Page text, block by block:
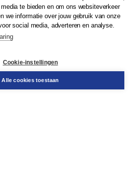
te bieden en om ons websiteverkeer
we informatie over jouw gebruik van onze
social media, adverteren en analyse.
Cookie-instellingen
Alle cookies toestaan